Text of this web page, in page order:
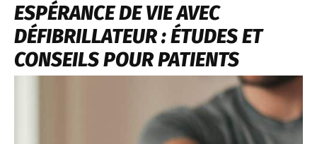
ESPÉRANCE DE VIE AVEC
DÉFIBRILLATEUR : ÉTUDES ET
CONSEILS POUR PATIENTS